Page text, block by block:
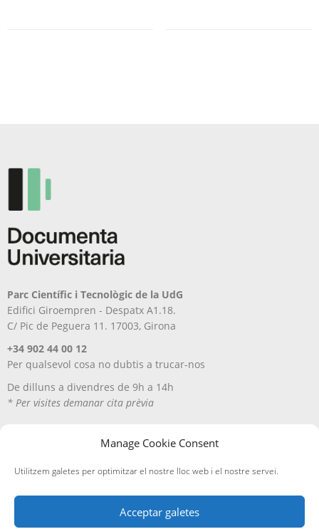
Manage Cookie Consent
Utilitzem galetes per optimitzar el nostre lloc web i el nostre servei.
Acceptar galetes
Parc Científic i Tecnològic de la UdG
Edifici Giroempren - Despatx A1.18.
C/ Pic de Peguera 11. 17003, Girona
+34 902 44 00 12
Per qualsevol cosa no dubtis a trucar-nos
De dilluns a divendres de 9h a 14h
* Per visites demanar cita prèvia